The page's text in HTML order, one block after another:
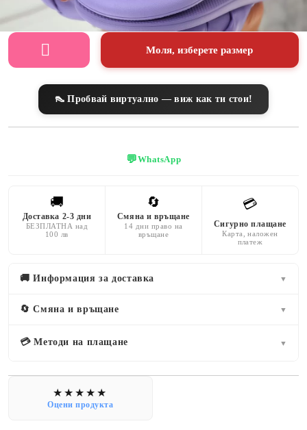
Моля, изберете размер
👠 Пробвай виртуално — виж как ти стои!
💬WhatsApp
🚚
Доставка 2-3 дни
БЕЗПЛАТНА над
100 лв
🔄
Смяна и връщане
14 дни право на
връщане
💳
Сигурно плащане
Карта, наложен
платеж
🚚 Информация за доставка ▼
🔄 Смяна и връщане ▼
💳 Методи на плащане ▼
Оцени продукта